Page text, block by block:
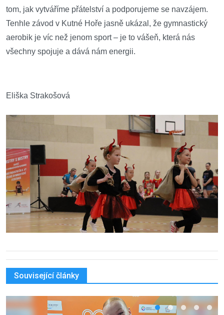
tom, jak vytváříme přátelství a podporujeme se navzájem.
Tenhle závod v Kutné Hoře jasně ukázal, že gymnastický
aerobik je víc než jenom sport – je to vášeň, která nás
všechny spojuje a dává nám energii.
Eliška Strakošová
Související články